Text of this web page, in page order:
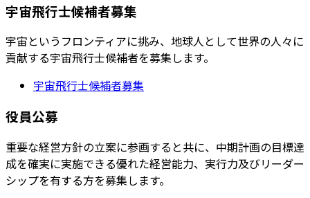
宇宙飛行士候補者募集
宇宙というフロンティアに挑み、地球人として世界の人々に
貢献する宇宙飛行士候補者を募集します。
宇宙飛行士候補者募集
役員公募
重要な経営方針の立案に参画すると共に、中期計画の目標達
成を確実に実施できる優れた経営能力、実行力及びリーダー
シップを有する方を募集します。